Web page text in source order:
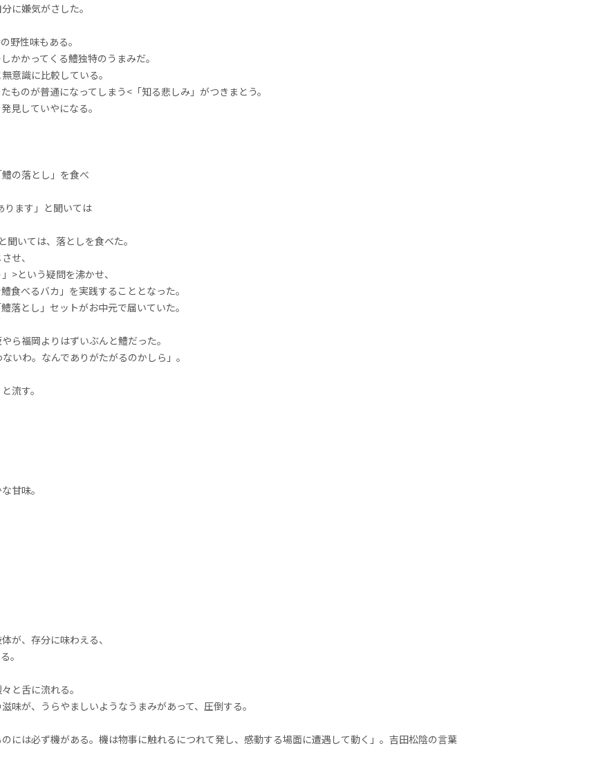
に嫌気がさした。
野性味もある。
かかってくる鱧独特のうまみだ。
意識に比較している。
ものが普通になってしまう<「知る悲しみ」がつきまとう。
見していやになる。
の落とし」を食べ
ります」と聞いては
いては、落としを食べた。
せ、
>という疑問を沸かせ、
食べるバカ」を実践することとなった。
落とし」セットがお中元で届いていた。
ら福岡よりはずいぶんと鱧だった。
いわ。なんでありがたがるのかしら」。
流す。
甘味。
が、存分に味わえる、
。
と舌に流れる。
味が、うらやましいようなうまみがあって、圧倒する。
には必ず機がある。機は物事に触れるにつれて発し、感動する場面に遭遇して動く」。吉田松陰の言葉